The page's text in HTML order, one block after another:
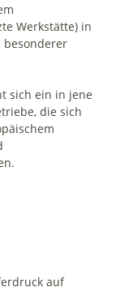
Werkstätte) in
besonderer
sich ein in jene
die sich
auf